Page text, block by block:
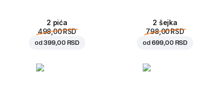
2 pića
498,00 RSD
od399,00 RSD
2 šejka
798,00 RSD
od699,00 RSD